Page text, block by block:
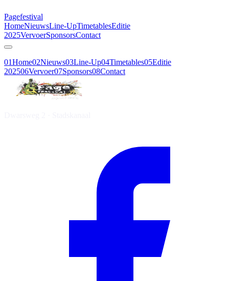
Pagefestival
HomeNieuwsLine-UpTimetablesEditie
2025VervoerSponsorsContact
01Home02Nieuws03Line-Up04Timetables05Editie
202506Vervoer07Sponsors08Contact